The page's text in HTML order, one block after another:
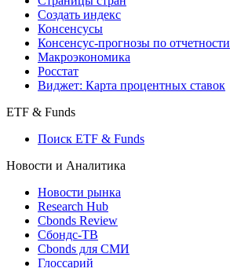
Создать индекс
Консенсусы
Консенсус-прогнозы по отчетности
Макроэкономика
Росстат
Виджет: Карта процентных ставок
ETF & Funds
Поиск ETF & Funds
Новости и Аналитика
Новости рынка
Research Hub
Cbonds Review
Сбондс-ТВ
Cbonds для СМИ
Глоссарий